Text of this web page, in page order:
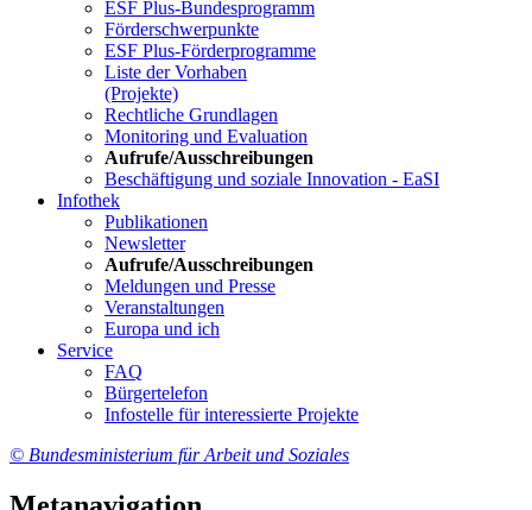
ESF Plus-Bun­des­pro­gramm
För­der­schwer­punk­te
ESF Plus-För­der­pro­gram­me
Lis­te der Vor­ha­ben
(Pro­jek­te)
Recht­li­che Grund­la­gen
Mo­ni­to­ring und Eva­lua­ti­on
Auf­ru­fe/Aus­schrei­bun­gen
Be­schäf­ti­gung und so­zia­le In­no­va­ti­on - Ea­SI
In­fo­thek
Pu­bli­ka­tio­nen
Newslet­ter
Auf­ru­fe/Aus­schrei­bun­gen
Mel­dun­gen und Pres­se
Ver­an­stal­tun­gen
Eu­ro­pa und ich
Ser­vice
FAQ
Bür­ger­te­le­fon
In­fo­stel­le für in­ter­es­sier­te Pro­jek­te
© Bundesministerium für Arbeit und Soziales